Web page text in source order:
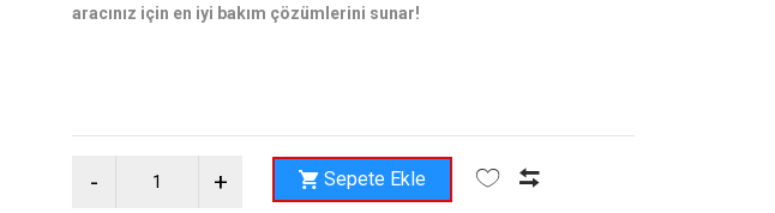
aracınız için en iyi bakım çözümlerini sunar!
Sepete Ekle